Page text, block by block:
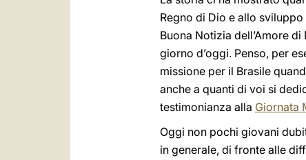
Regno di Dio e allo
Buona Notizia dell’Amore
giorno d’oggi. Penso, per
missione per il Brasile
anche a quanti di voi si
testimonianza alla Giornata
Oggi non pochi giovani
in generale, di fronte alle